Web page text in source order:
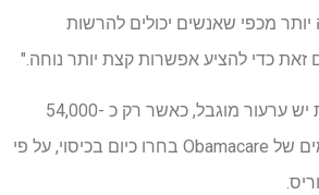
יותר מכפי שאנשים יכולים להרשות
כדי להציע אפשרות קצת יותר נוחה."
לתוכניות קטסטרופליות יש ערעור מוגבל, כאשר רק כ -54,000
מתוך 24 מיליון הנרשמים של Obamacare בחרו כיום בכיסוי, על פי